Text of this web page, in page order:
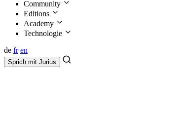
Community
Editions
Academy
Technologie
de fr en
Sprich mit Jurius